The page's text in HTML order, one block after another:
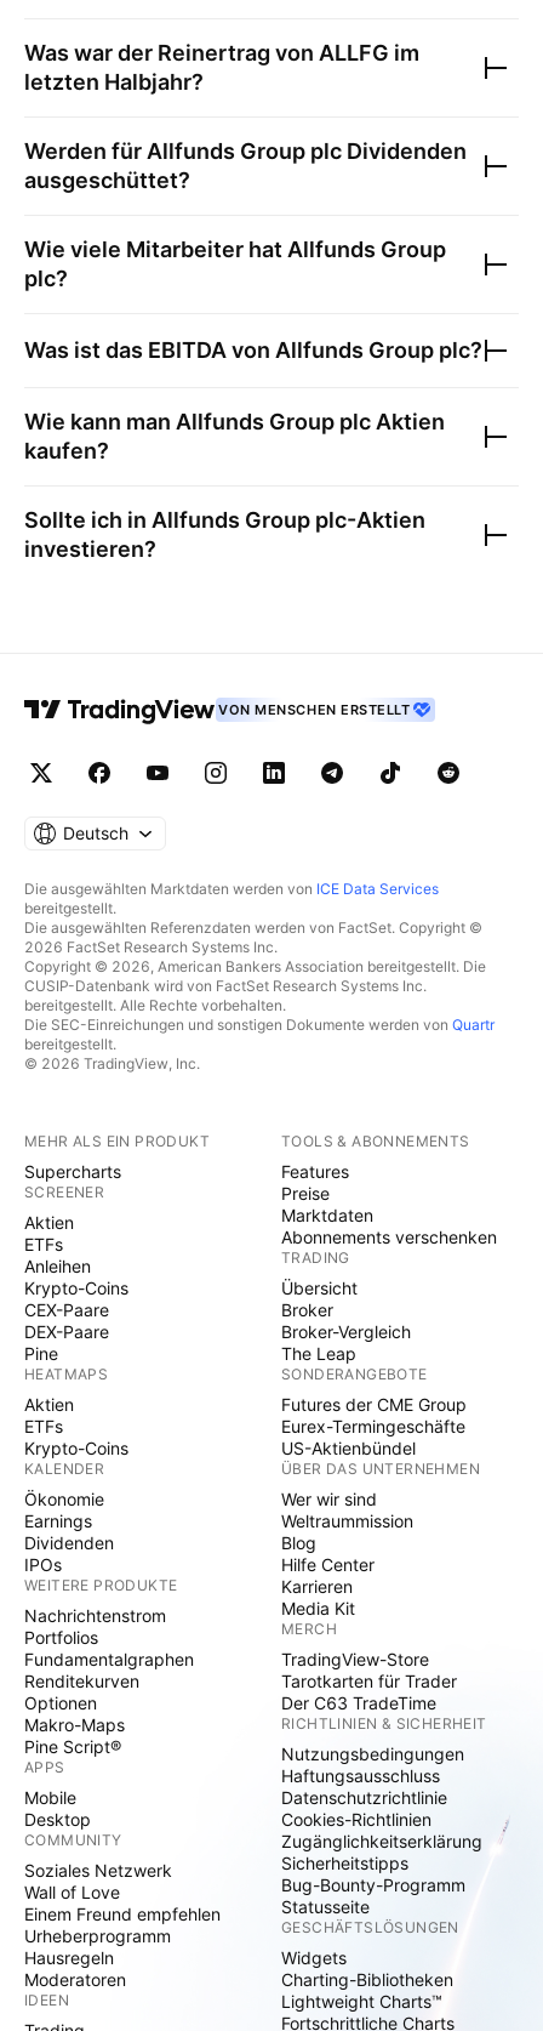
Was war der Reinertrag von ALLFG im
letzten Halbjahr?
Werden für Allfunds Group plc Dividenden
ausgeschüttet?
Wie viele Mitarbeiter hat Allfunds Group
plc?
Was ist das EBITDA von Allfunds Group plc?
Wie kann man Allfunds Group plc Aktien
kaufen?
Sollte ich in Allfunds Group plc-Aktien
investieren?
VON MENSCHEN ERSTELLT
Deutsch
Die ausgewählten Marktdaten werden von ICE Data Services
bereitgestellt.
Die ausgewählten Referenzdaten werden von FactSet. Copyright ©
2026 FactSet Research Systems Inc.
Copyright © 2026, American Bankers Association bereitgestellt. Die
CUSIP-Datenbank wird von FactSet Research Systems Inc.
bereitgestellt. Alle Rechte vorbehalten.
Die SEC-Einreichungen und sonstigen Dokumente werden von Quartr
bereitgestellt.
© 2026 TradingView, Inc.
MEHR ALS EIN PRODUKT
Supercharts
SCREENER
Aktien
ETFs
Anleihen
Krypto-Coins
CEX-Paare
DEX-Paare
Pine
HEATMAPS
Aktien
ETFs
Krypto-Coins
KALENDER
Ökonomie
Earnings
Dividenden
IPOs
WEITERE PRODUKTE
Nachrichtenstrom
Portfolios
Fundamentalgraphen
Renditekurven
Optionen
Makro-Maps
Pine Script®
APPS
Mobile
Desktop
COMMUNITY
Soziales Netzwerk
Wall of Love
Einem Freund empfehlen
Urheberprogramm
Hausregeln
Moderatoren
IDEEN
TOOLS & ABONNEMENTS
Features
Preise
Marktdaten
Abonnements verschenken
TRADING
Übersicht
Broker
Broker-Vergleich
The Leap
SONDERANGEBOTE
Futures der CME Group
Eurex-Termingeschäfte
US-Aktienbündel
ÜBER DAS UNTERNEHMEN
Wer wir sind
Weltraummission
Blog
Hilfe Center
Karrieren
Media Kit
MERCH
TradingView-Store
Tarotkarten für Trader
Der C63 TradeTime
RICHTLINIEN & SICHERHEIT
Nutzungsbedingungen
Haftungsausschluss
Datenschutzrichtlinie
Cookies-Richtlinien
Zugänglichkeitserklärung
Sicherheitstipps
Bug-Bounty-Programm
Statusseite
GESCHÄFTSLÖSUNGEN
Widgets
Charting-Bibliotheken
Lightweight Charts™
Fortschrittliche Charts